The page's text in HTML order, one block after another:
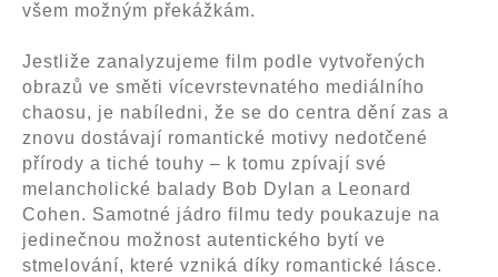
všem možným překážkám.
Jestliže zanalyzujeme film podle vytvořených
obrazů ve směti vícevrstevnatého mediálního
chaosu, je nabíledni, že se do centra dění zas a
znovu dostávají romantické motivy nedotčené
přírody a tiché touhy – k tomu zpívají své
melancholické balady Bob Dylan a Leonard
Cohen. Samotné jádro filmu tedy poukazuje na
jedinečnou možnost autentického bytí ve
stmelování, které vzniká díky romantické lásce.